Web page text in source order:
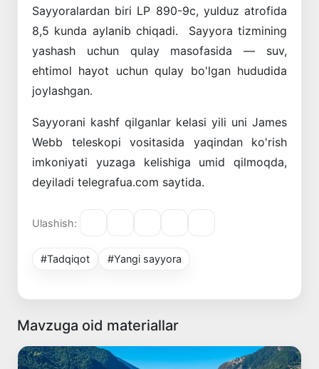
Sayyoralardan biri LP 890-9c, yulduz atrofida
8,5 kunda aylanib chiqadi. Sayyora tizmining
yashash uchun qulay masofasida — suv,
ehtimol hayot uchun qulay bo'lgan hududida
joylashgan.
Sayyorani kashf qilganlar kelasi yili uni James
Webb teleskopi vositasida yaqindan ko'rish
imkoniyati yuzaga kelishiga umid qilmoqda,
deyiladi telegrafua.com saytida.
Ulashish:
#Tadqiqot #Yangi sayyora
Mavzuga oid materiallar